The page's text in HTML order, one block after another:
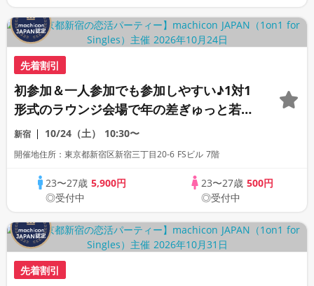
先着割引
初参加＆一人参加でも参加しやすい♪1対1
形式のラウンジ会場で年の差ぎゅっと若め
の同世代恋活パーティー♪《上質な1対1相
席専用会場》《全席半個室》《飲み放題付
新宿 10/24（土） 10:30〜
開催地住所：東京都新宿区新宿三丁目20-6 FSビル 7階
23〜27歳5,900円
◎受付中
23〜27歳 500円
◎受付中
先着割引